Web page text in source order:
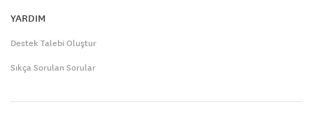
YARDIM
Destek Talebi Oluştur
Sıkça Sorulan Sorular